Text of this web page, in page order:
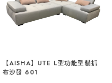
【AISHA】UTE L型功能型貓抓
布沙發 601